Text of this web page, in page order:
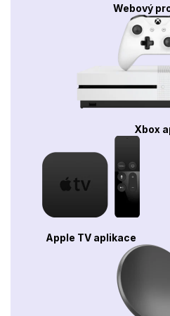
Webový
Xbox
Apple TV aplikace